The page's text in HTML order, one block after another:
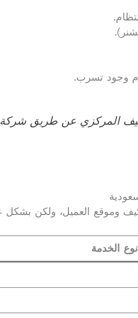
وجود تسرب.
المركزي عن طريق
وموقع العميل، ولكن بشكل
نوع الخدمة